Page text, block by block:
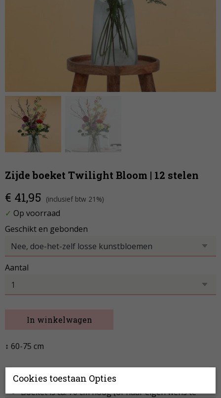
Zijde boeket Twilight Bloom | 12 stelen
€ 41,95 (inclusief btw 21%)
✓ Op voorraad
Geschikt en gebonden
Aantal
In winkelwagen
↕ 60-75 cm
Productinformatie
Boeket is ca. 70 cm hoog (of naar eigen wens te
Cookies toestaan Opties